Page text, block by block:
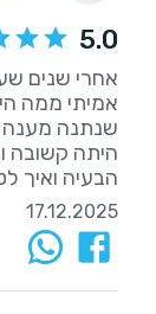
5.0
אחרי שנים
אמיתי ממה
היתה קשובה
הבעיה ואיך
17.12.2025